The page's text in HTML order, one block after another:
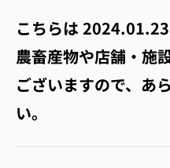
こちらは2024.01.23
農畜産物や店舗・施
ございますので、あ
い。